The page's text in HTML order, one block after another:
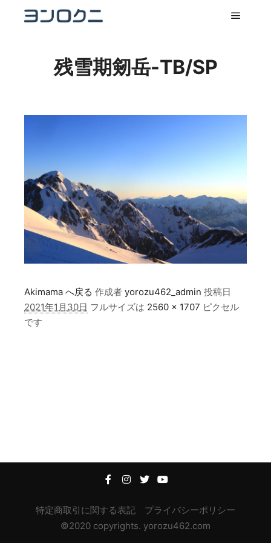
残雪期剱岳-TB/SP
Akimama へ戻る 作成者 yorozu462_admin 投稿日
2021年1月30日 フルサイズは 2560 × 1707 ピクセル
です
特定商取引に関する表記
プライバシーポリシー
©2020 copyrights. yorozu462.com